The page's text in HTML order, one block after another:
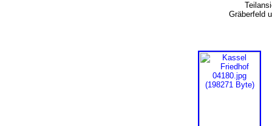
Gräberfeld